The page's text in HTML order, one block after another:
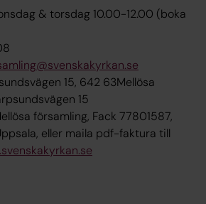
& torsdag 10.00-12.00 (boka
15, 642 63Mellösa
15
församling, Fack 77801587,
eller maila pdf-faktura till